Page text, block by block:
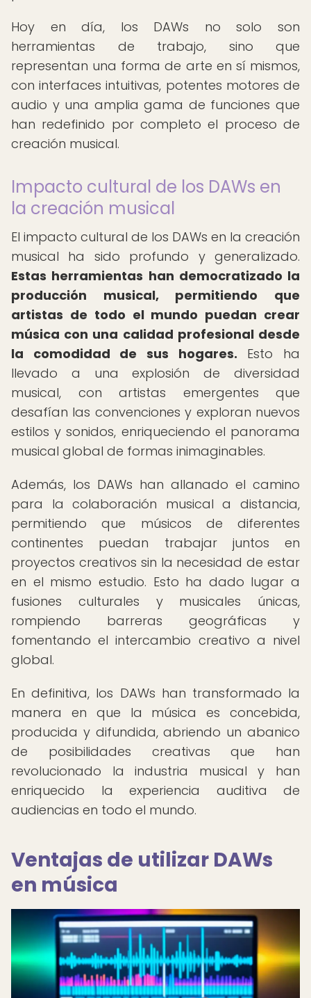
Hoy en día, los DAWs no solo son
herramientas de trabajo, sino que
representan una forma de arte en sí mismos,
con interfaces intuitivas, potentes motores de
audio y una amplia gama de funciones que
han redefinido por completo el proceso de
creación musical.
Impacto cultural de los DAWs en
la creación musical
El impacto cultural de los DAWs en la creación
musical ha sido profundo y generalizado.
Estas herramientas han democratizado la
producción musical, permitiendo que
artistas de todo el mundo puedan crear
música con una calidad profesional desde
la comodidad de sus hogares. Esto ha
llevado a una explosión de diversidad
musical, con artistas emergentes que
desafían las convenciones y exploran nuevos
estilos y sonidos, enriqueciendo el panorama
musical global de formas inimaginables.
Además, los DAWs han allanado el camino
para la colaboración musical a distancia,
permitiendo que músicos de diferentes
continentes puedan trabajar juntos en
proyectos creativos sin la necesidad de estar
en el mismo estudio. Esto ha dado lugar a
fusiones culturales y musicales únicas,
rompiendo barreras geográficas y
fomentando el intercambio creativo a nivel
global.
En definitiva, los DAWs han transformado la
manera en que la música es concebida,
producida y difundida, abriendo un abanico
de posibilidades creativas que han
revolucionado la industria musical y han
enriquecido la experiencia auditiva de
audiencias en todo el mundo.
Ventajas de utilizar DAWs
en música